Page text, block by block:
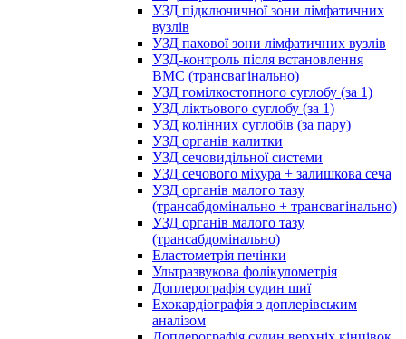
УЗД підключичної зони лімфатичних
вузлів
УЗД пахової зони лімфатичних вузлів
УЗД-контроль після встановлення
ВМС (трансвагінально)
УЗД гомілкостопного суглобу (за 1)
УЗД ліктьового суглобу (за 1)
УЗД колінних суглобів (за пару)
УЗД органів калитки
УЗД сечовидільної системи
УЗД сечового міхура + залишкова сеча
УЗД органів малого тазу
(трансабдомінально + трансвагінально)
УЗД органів малого тазу
(трансабдомінально)
Еластометрія печінки
Ультразвукова фолікулометрія
Доплерографія судин шиї
Ехокардіографія з доплерівським
аналізом